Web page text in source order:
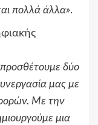
πολλά άλλα».
δύο
μας με
Με την
μια